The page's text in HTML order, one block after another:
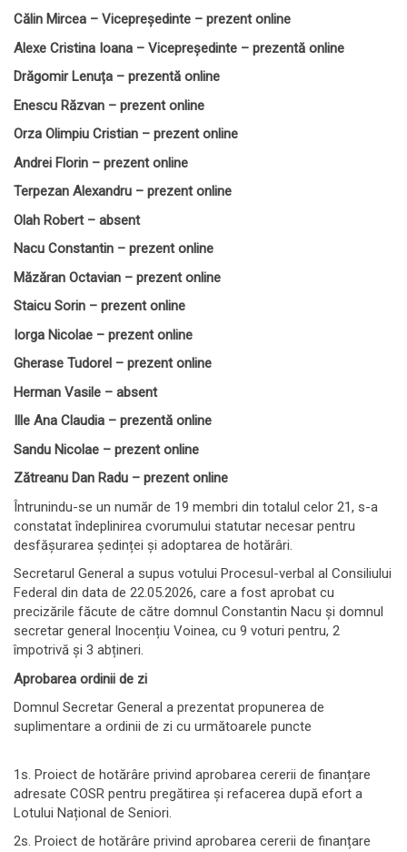
Călin Mircea – Vicepreședinte – prezent online
Alexe Cristina Ioana – Vicepreședinte – prezentă online
Drăgomir Lenuța – prezentă online
Enescu Răzvan – prezent online
Orza Olimpiu Cristian – prezent online
Andrei Florin – prezent online
Terpezan Alexandru – prezent online
Olah Robert – absent
Nacu Constantin – prezent online
Măzăran Octavian – prezent online
Staicu Sorin – prezent online
Iorga Nicolae – prezent online
Gherase Tudorel – prezent online
Herman Vasile – absent
Ille Ana Claudia – prezentă online
Sandu Nicolae – prezent online
Zătreanu Dan Radu – prezent online
Întrunindu-se un număr de 19 membri din totalul celor 21, s-a
constatat îndeplinirea cvorumului statutar necesar pentru
desfășurarea ședinței și adoptarea de hotărâri.
Secretarul General a supus votului Procesul-verbal al Consiliului
Federal din data de 22.05.2026, care a fost aprobat cu
precizările făcute de către domnul Constantin Nacu și domnul
secretar general Inocențiu Voinea, cu 9 voturi pentru, 2
împotrivă și 3 abțineri.
Aprobarea ordinii de zi
Domnul Secretar General a prezentat propunerea de
suplimentare a ordinii de zi cu următoarele puncte
1s. Proiect de hotărâre privind aprobarea cererii de finanțare
adresate COSR pentru pregătirea și refacerea după efort a
Lotului Național de Seniori.
2s. Proiect de hotărâre privind aprobarea cererii de finanțare